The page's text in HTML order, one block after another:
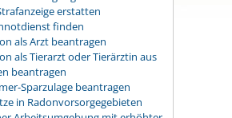
erstatten
finden
als Arzt beantragen
als Tierarzt oder Tierärztin aus
beantragen
Sparzulage beantragen
in Radonvorsorgegebieten